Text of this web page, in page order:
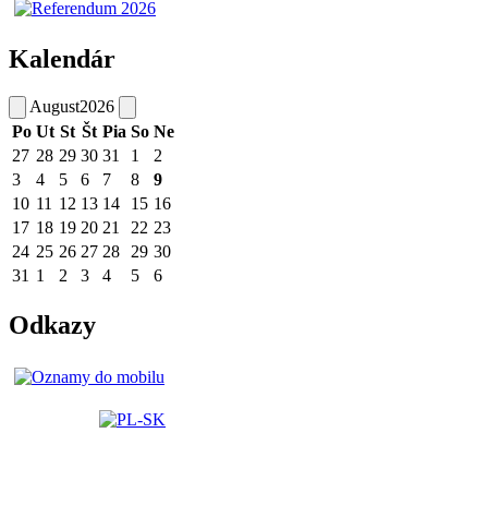
Kalendár
August2026
Po Ut St Št Pia So Ne
27 28 29 30 31 1
2
3
4 5 6 7 8
9
10 11 12 13 14 15 16
17 18 19 20 21 22 23
24 25 26 27 28 29 30
31 1 2 3 4 5 6
Odkazy